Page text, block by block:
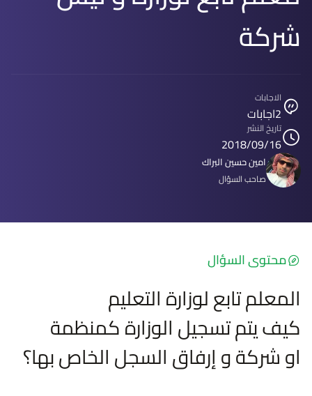
شركة
الاجابات
2اجابات
تاريخ النشر
2018/09/16
امين حسين البراك
صاحب السؤال
محتوى السؤال
المعلم تابع لوزارة التعليم
كيف يتم تسجيل الوزارة كمنظمة
او شركة و إرفاق السجل الخاص بها؟